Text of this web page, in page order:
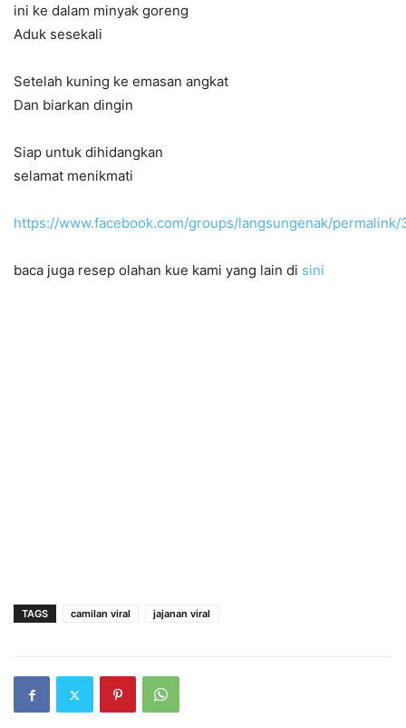
ini ke dalam minyak goreng
Aduk sesekali
Setelah kuning ke emasan angkat
Dan biarkan dingin
Siap untuk dihidangkan
selamat menikmati
https://www.facebook.com/groups/langsungenak/
baca juga resep olahan kue kami yang lain di sini
TAGS camilan viral jajanan viral